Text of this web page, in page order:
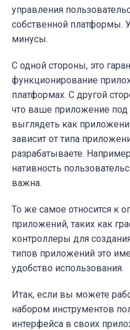
управления
собственной платформы.
минусы.
С одной стороны, это
функционирование
платформах. С другой
что ваше приложение под
выглядеть как
зависит от типа
разрабатываете.
нативность
важна.
То же самое относится к
приложений, таких как
контроллеры для
типов приложений это
удобство использования.
Итак, если вы можете
набором инструментов
интерфейса в своих